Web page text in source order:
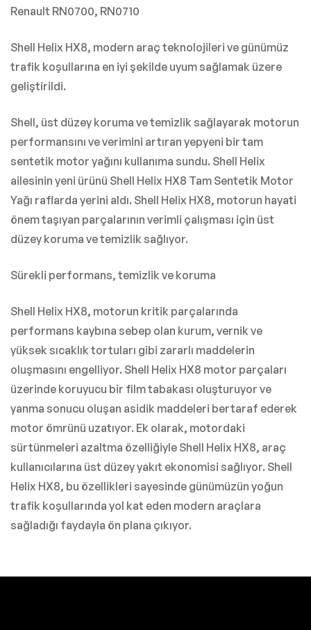
Renault RN0700, RN0710
Shell Helix HX8, modern araç teknolojileri ve günümüz
trafik koşullarına en iyi şekilde uyum sağlamak üzere
geliştirildi.
Shell, üst düzey koruma ve temizlik sağlayarak motorun
performansını ve verimini artıran yepyeni bir tam
sentetik motor yağını kullanıma sundu. Shell Helix
ailesinin yeni ürünü Shell Helix HX8 Tam Sentetik Motor
Yağı raflarda yerini aldı. Shell Helix HX8, motorun hayati
önem taşıyan parçalarının verimli çalışması için üst
düzey koruma ve temizlik sağlıyor.
Sürekli performans, temizlik ve koruma
Shell Helix HX8, motorun kritik parçalarında
performans kaybına sebep olan kurum, vernik ve
yüksek sıcaklık tortuları gibi zararlı maddelerin
oluşmasını engelliyor. Shell Helix HX8 motor parçaları
üzerinde koruyucu bir film tabakası oluşturuyor ve
yanma sonucu oluşan asidik maddeleri bertaraf ederek
motor ömrünü uzatıyor. Ek olarak, motordaki
sürtünmeleri azaltma özelliğiyle Shell Helix HX8, araç
kullanıcılarına üst düzey yakıt ekonomisi sağlıyor. Shell
Helix HX8, bu özellikleri sayesinde günümüzün yoğun
trafik koşullarında yol kat eden modern araçlara
sağladığı faydayla ön plana çıkıyor.